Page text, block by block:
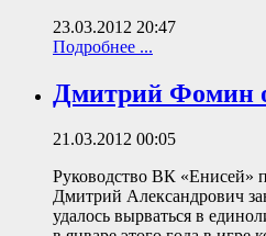
23.03.2012 20:47
Подробнее ...
Дмитрий Фомин
21.03.2012 00:05
Руководство ВК «Енисей»
Дмитрий Александрович
удалось вырваться в